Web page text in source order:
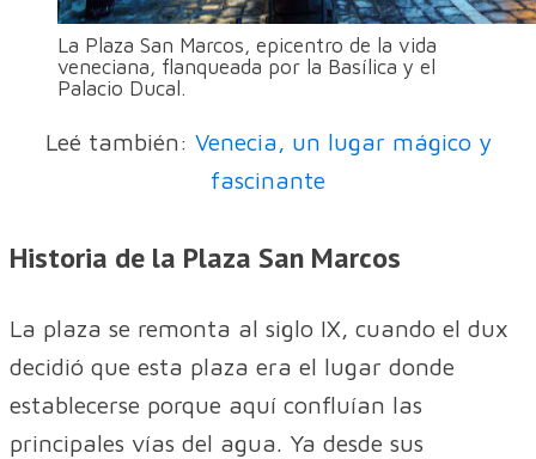
La Plaza San Marcos, epicentro de la vida
veneciana, flanqueada por la Basílica y el
Palacio Ducal.
Leé también: Venecia, un lugar mágico y
fascinante
Historia de la Plaza San Marcos
La plaza se remonta al siglo IX, cuando el dux
decidió que esta plaza era el lugar donde
establecerse porque aquí confluían las
principales vías del agua. Ya desde sus